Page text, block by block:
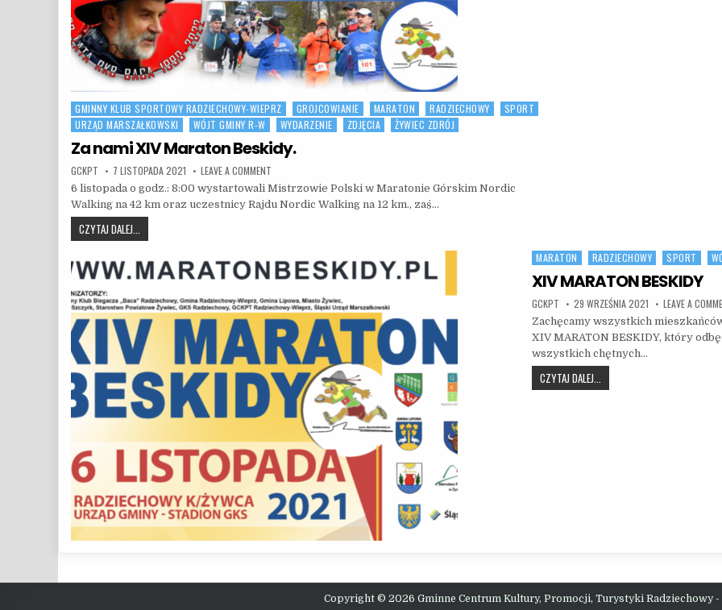
Posted in
GMINNY KLUB SPORTOWY RADZIECHOWY-WIEPRZ GROJCOWIANIE MARATON RADZIECHOWY
SPORT
URZĄD MARSZAŁKOWSKI
WÓJT GMINY R-W WYDARZENIE ZDJĘCIA ŻYWIEC ZDRÓJ
Za nami XIV Maraton Beskidy.
AUTHOR:
GCKPT PUBLISHED DATE:
7 LISTOPADA 2021 LEAVE A COMMENT
6 listopada o godz.: 8:00 wystartowali Mistrzowie Polski w Maratonie Górskim Nordic
Walking na 42 km oraz uczestnicy Rajdu Nordic Walking na 12 km., zaś…
CZYTAJ DALEJ...
Posted in
MARATON RADZIECHOWY SPORT
XIV MARATON BESKIDY
AUTHOR:
GCKPT PUBLISHED DATE:
29 WRZEŚNIA 2021 LEAVE A
Zachęcamy wszystkich
XIV MARATON BESKIDY, który
wszystkich chętnych…
CZYTAJ DALEJ...
Copyright © 2026 Gminne Centrum Kultury, Promocji, Turystyki Radziechowy